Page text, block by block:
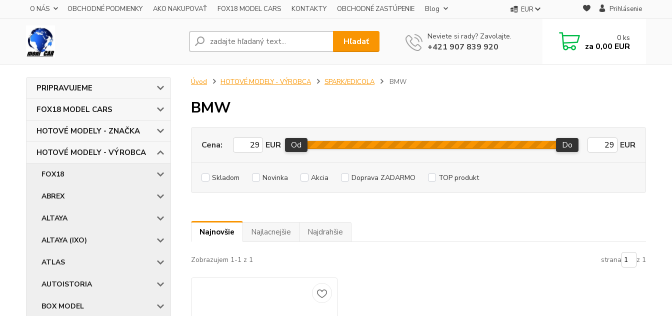
O NÁS OBCHODNÉ PODMIENKY AKO NAKUPOVAŤ FOX18 MODEL CARS KONTAKTY OBCHODNÉ ZASTÚPENIE Blog EUR Prihlásenie
Hľadať Neviete si rady? Zavolajte.
+421 907 839 920
0 ks
za 0,00 EUR
PRIPRAVUJEME
FOX18 MODEL CARS
HOTOVÉ MODELY - ZNAČKA
HOTOVÉ MODELY - VÝROBCA
FOX18
ABREX
ALTAYA
ALTAYA (IXO)
ATLAS
AUTOISTORIA
BOX MODEL
Úvod HOTOVÉ MODELY - VÝROBCA SPARK/EDICOLA BMW
BMW
Cena: EUR Od Do EUR
Skladom Novinka Akcia Doprava ZADARMO TOP produkt
Najnovšie Najlacnejšie Najdrahšie
Zobrazujem 1-1 z 1 strana z 1